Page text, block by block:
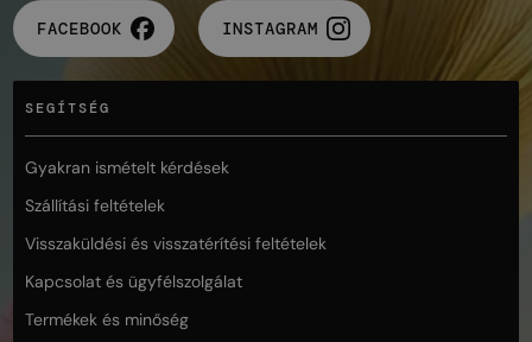
FACEBOOK INSTAGRAM
SEGÍTSÉG
Gyakran ismételt kérdések
Szállítási feltételek
Visszaküldési és visszatérítési feltételek
Kapcsolat és ügyfélszolgálat
Termékek és minőség